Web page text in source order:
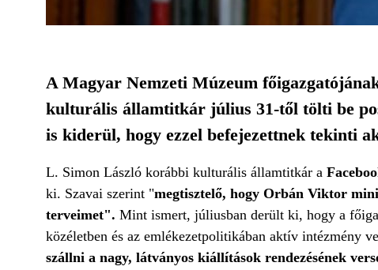
A Magyar Nemzeti Múzeum
kulturális államtitkár július 31-től tölti be
is kiderül, hogy ezzel befejezettnek tekinti
L. Simon László korábbi kulturális államtitkár a
ki. Szavai szerint "megtisztelő, hogy Orbán Viktor
terveimet". Mint ismert, júliusban derült ki, hogy a
közéletben és az emlékezetpolitikában aktív intézmény
szállni a nagy, látványos kiállítások rendezésének